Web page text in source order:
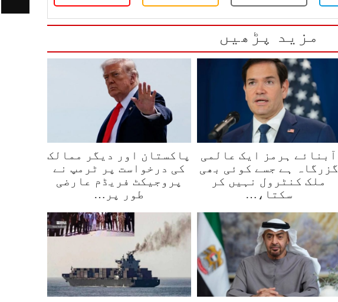
مزید پڑھیں
آبنائے ہرمز ایک عالمی
گزرگاہ ہے جسے کوئی بھی
ملک کنٹرول نہیں کر
سکتا،…
پاکستان اور دیگر ممالک
کی درخواست پر ٹرمپ نے
پروجیکٹ فریڈم عارضی
طور پر…